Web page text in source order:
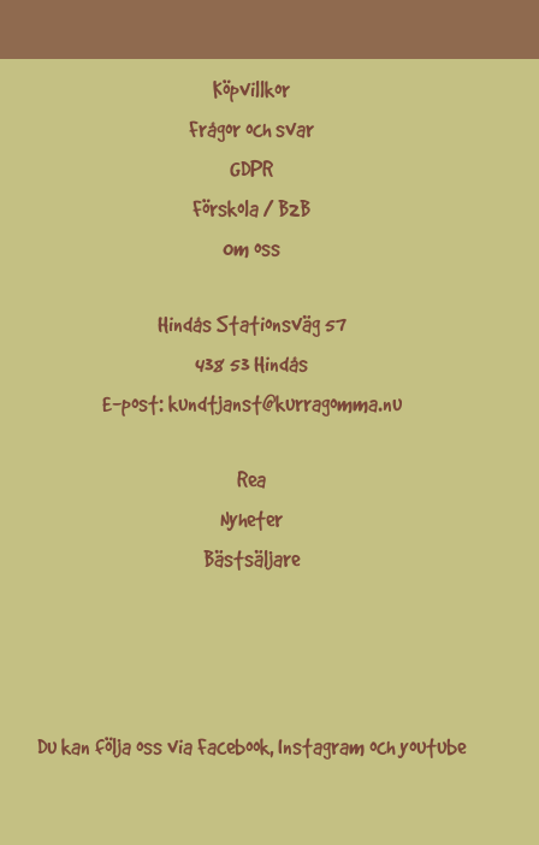
Köpvillkor
Frågor och svar
GDPR
Förskola / B2B
Om oss
Hindås Stationsväg 57
438 53 Hindås
E-post:kundtjanst@kurragomma.nu
Rea
Nyheter
Bästsäljare
Du kan följa oss viaFacebook,Instagramochyoutube